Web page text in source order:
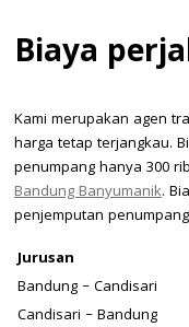
Biaya
Kami merupakan agen
harga tetap terjangkau.
penumpang hanya 300
Bandung Banyumanik.
penjemputan
Jurusan
Bandung – Candisari
Candisari – Bandung